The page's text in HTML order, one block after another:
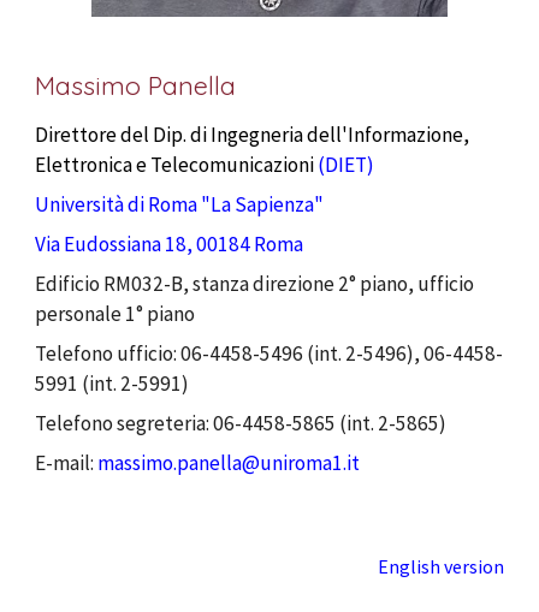
Massimo Panella
Direttore del Dip. di Ingegneria dell'Informazione,
Elettronica e Telecomunicazioni(DIET)
Università di Roma "La Sapienza"
Via Eudossiana 18, 00184 Roma
Edificio RM032-B, stanza direzione 2° piano, ufficio
personale 1° piano
Telefono ufficio: 06-4458-5496 (int. 2-5496),06-4458-
5991 (int. 2-5991)
Telefonosegreteria: 06-4458-5865 (int. 2-5865)
E-mail: massimo.panella@uniroma1.it
English version